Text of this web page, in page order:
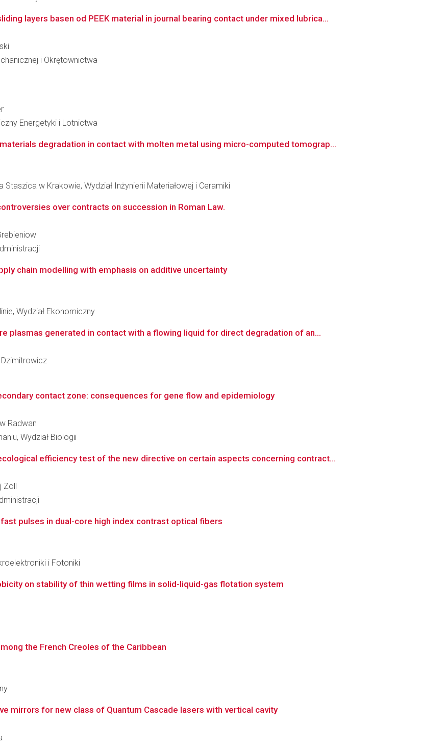
layers basen od PEEK material in journal bearing contact under mixed lubrica...
i Okrętownictwa
Energetyki i Lotnictwa
degradation in contact with molten metal using micro-computed tomograp...
w Krakowie, Wydział Inżynierii Materiałowej i Ceramiki
over contracts on succession in Roman Law.
chain modelling with emphasis on additive uncertainty
Wydział Ekonomiczny
plasmas generated in contact with a flowing liquid for direct degradation of an...
contact zone: consequences for gene flow and epidemiology
Radwan
Wydział Biologii
efficiency test of the new directive on certain aspects concerning contract...
Zoll
pulses in dual-core high index contrast optical fibers
i Fotoniki
on stability of thin wetting films in solid-liquid-gas flotation system
the French Creoles of the Caribbean
mirrors for new class of Quantum Cascade lasers with vertical cavity